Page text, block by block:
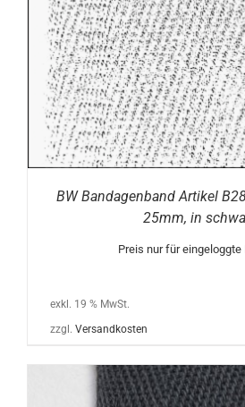
BW Bandagenband Artikel
25mm, in
Preis nur für eingeloggte
exkl. 19 % MwSt.
zzgl. Versandkosten